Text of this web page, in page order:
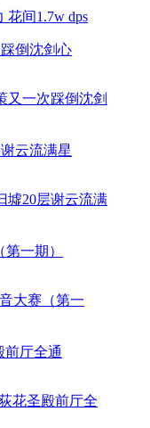
倒沈剑心
云流满星
一期）
前厅全通